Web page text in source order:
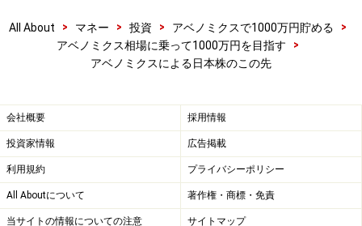
配当、優待より売却益を取りに行く
方も、少しスタンスが変わってきそう。通常、株価は権
利付き最終日に向かい徐々に上昇し、権利落ち日にスト
ンと落ちます。長期保有とスタンスが明確なら問題あり
ませんが、悩ましいのは、アベノミクス相場のように上
昇トレンドが強い展開のとき。上昇幅が大きく、人によ
All About > マネー > 投資 > アベノミクスで1000万円貯める
>
アベノミクス相場に乗って1000万円を目指す
>
アベノミクスによる日本株のこの先
会社概要 採用情報
投資家情報 広告掲載
利用規約 プライバシーポリシー
All Aboutについて 著作権・商標・免責
当サイトの情報についての注意 サイトマップ